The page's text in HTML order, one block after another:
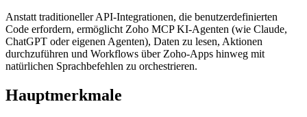
Anstatt traditioneller API-Integrationen, die benutzerdefinierten
Code erfordern, ermöglicht Zoho MCP KI-Agenten (wie Claude,
ChatGPT oder eigenen Agenten), Daten zu lesen, Aktionen
durchzuführen und Workflows über Zoho-Apps hinweg mit
natürlichen Sprachbefehlen zu orchestrieren.
Hauptmerkmale